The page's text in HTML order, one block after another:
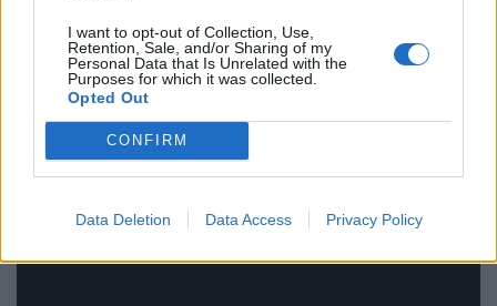
I want to opt-out of Collection, Use,
Retention, Sale, and/or Sharing of my
Personal Data that Is Unrelated with the
Purposes for which it was collected.
Opted Out
CONFIRM
Data Deletion Data Access Privacy Policy